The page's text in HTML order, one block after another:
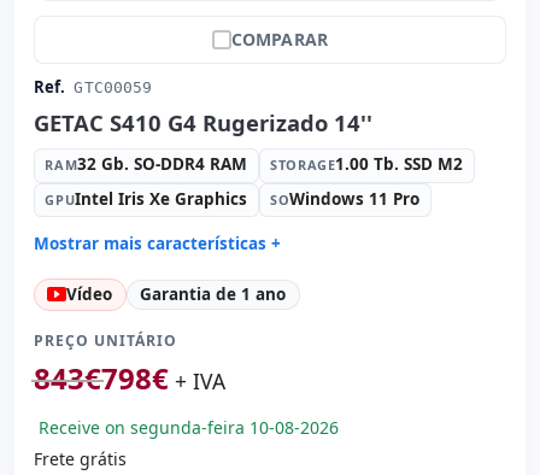
COMPARAR
Ref. GTC00059
GETAC S410 G4 Rugerizado 14''
RAM32 Gb. SO-DDR4 RAM STORAGE1.00 Tb. SSD M2
GPUIntel Iris Xe Graphics SOWindows 11 Pro
Mostrar mais características +
Connectivity: Intel I219-LM
Connectivity: 2x RJ-45 · WIFI · Bluetooth · 4G
Processador: Intel Core i5 1145G7 2.6 GHz.
Som: Realtek HDA
Led 14 '' FullHD 16: 9 · Resolução 1920x1080
Portas de vídeo:
Vídeo Garantia de 1 ano
PREÇO UNITÁRIO
843€798€ + IVA
Receive on segunda-feira 10-08-2026
Frete grátis